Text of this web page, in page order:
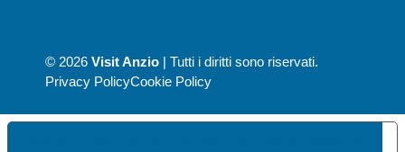
© 2026 Visit Anzio | Tutti i diritti sono riservati.
Privacy PolicyCookie Policy